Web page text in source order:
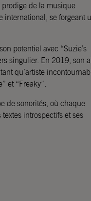
prodige de la musique
international, se forgeant
potentiel avec “Suzie’s
singulier. En 2019, son
qu’artiste
et “Freaky”.
de sonorités, où chaque
introspectifs et ses